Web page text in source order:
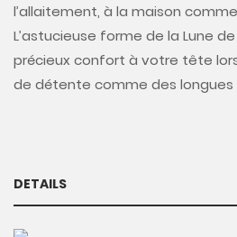
l’allaitement, à la maison
L’astucieuse forme de la Lune
précieux confort à votre tête
de détente comme des longues
DETAILS